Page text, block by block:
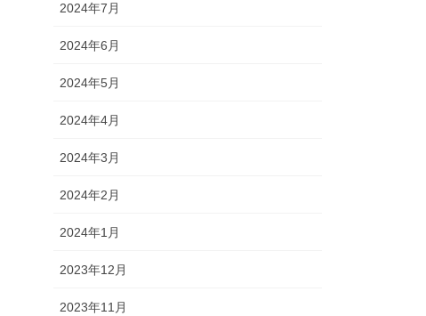
2024年7月
2024年6月
2024年5月
2024年4月
2024年3月
2024年2月
2024年1月
2023年12月
2023年11月